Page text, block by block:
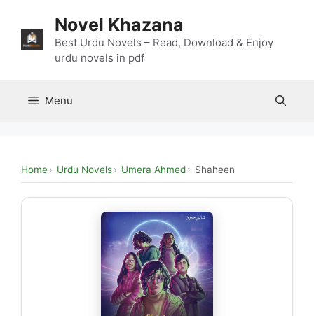
content
Novel Khazana
Best Urdu Novels – Read, Download & Enjoy
urdu novels in pdf
Menu
Home Urdu Novels Umera Ahmed Shaheen